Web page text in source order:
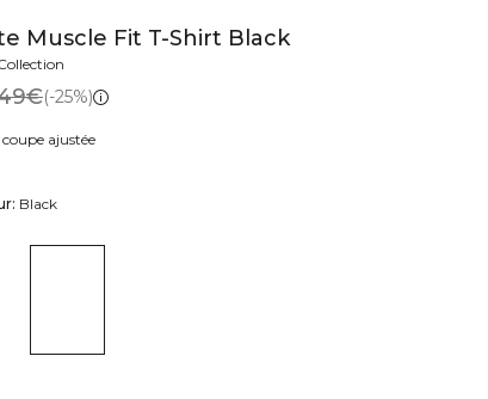
Muscle Fit T-Shirt Black
(-25%)
ajustée
Black